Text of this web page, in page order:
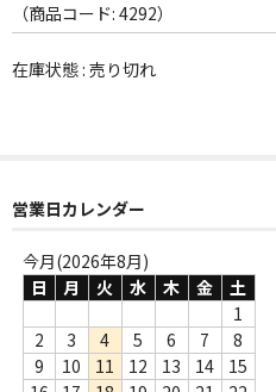
7INC
Webのみ no.4
売り切れ
（商品コード: 4292）
在庫状態 : 売り切れ
営業日カレンダー
今月(2026年8月)
日
月 火 水 木 金
土
1
2
3 4 5 6 7
8
9
10 11 12 13 14
15